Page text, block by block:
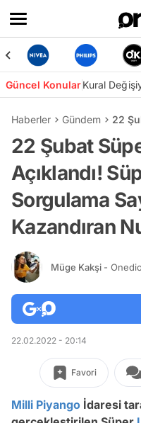
Güncel KonularKural
Haberler Gündem 22
22 Şubat
Açıklandı!
Sorgulama
Kazandıran
Müge Kakşi -
22.02.2022 - 20:14
Favori
Milli Piyango İdaresi